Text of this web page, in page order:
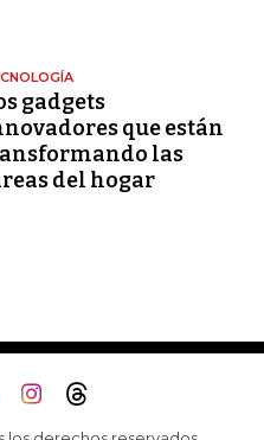
gadgets
que están
las
del hogar